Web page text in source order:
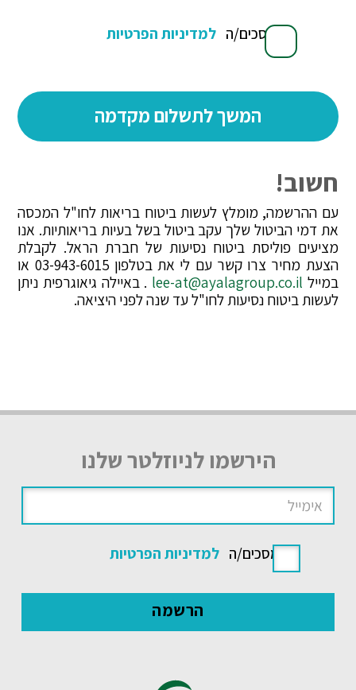
אני מסכים/ה למדיניות הפרטיות
חשוב!
עם ההרשמה, מומלץ לעשות ביטוח בריאות לחו"ל המכסה
את דמי הביטול שלך עקב ביטול בשל בעיות בריאותיות. אנו
מציעים פוליסת ביטוח נסיעות של חברת הראל. לקבלת
הצעת מחיר צרו קשר עם לי את בטלפון 03-943-6015 או
במייל lee-at@ayalagroup.co.il . באיילה גיאוגרפית ניתן
לעשות ביטוח נסיעות לחו"ל עד שנה לפני היציאה.
הירשמו לניוזלטר שלנו
אני מסכים/ה למדיניות הפרטיות